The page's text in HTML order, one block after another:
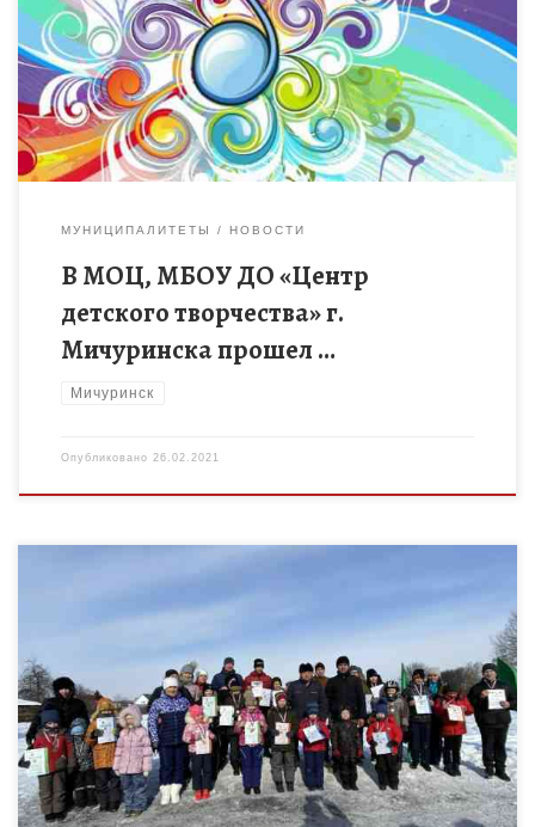
прошел муниципальный этап Всероссийского конкурса юных
вокалистов «Звонкие голоса России». В конкурсе приняли
участие 19 лучших […]
МУНИЦИПАЛИТЕТЫ НОВОСТИ
В МОЦ, МБОУ ДО «Центр
детского творчества» г.
Мичуринска прошел …
Мичуринск
Опубликовано 26.02.2021
22 февраля 2021г в Объединении «Картинг-Мотокросс»
Центра детского творчества г. Мичуринска состоялось
первенство города по картингу и багги, посвященное Дню
защитника Отечества. Пожелать удачи ребятам […]